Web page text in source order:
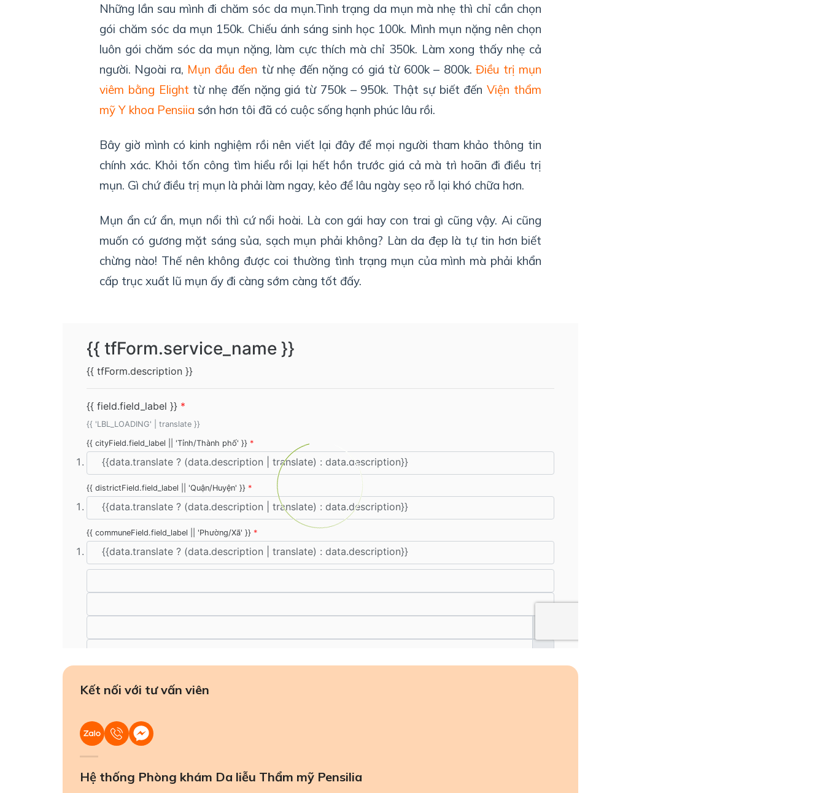
Những lần sau mình đi chăm sóc da mụn.Tình trạng da mụn mà nhẹ thì chỉ cần chọn
gói chăm sóc da mụn 150k. Chiếu ánh sáng sinh học 100k. Mình mụn nặng nên chọn
luôn gói chăm sóc da mụn nặng, làm cực thích mà chỉ 350k. Làm xong thấy nhẹ cả
người. Ngoài ra, Mụn đầu đen từ nhẹ đến nặng có giá từ 600k – 800k.Điều trị mụn
viêm bằng Elight từ nhẹ đến nặng giá từ 750k – 950k. Thật sự biết đếnViện thẩm
mỹ Y khoa Pensiia sớn hơn tôi đã có cuộc sống hạnh phúc lâu rồi.
Bây giờ mình có kinh nghiệm rồi nên viết lại đây để mọi người tham khảo thông tin
chính xác. Khỏi tốn công tìm hiểu rồi lại hết hồn trước giá cả mà trì hoãn đi điều trị
mụn. Gì chứ điều trị mụn là phải làm ngay, kẻo để lâu ngày sẹo rỗ lại khó chữa hơn.
Mụn ẩn cứ ẩn, mụn nổi thì cứ nổi hoài. Là con gái hay con trai gì cũng vậy. Ai cũng
muốn có gương mặt sáng sủa, sạch mụn phải không? Làn da đẹp là tự tin hơn biết
chừng nào! Thế nên không được coi thường tình trạng mụn của mình mà phải khẩn
cấp trục xuất lũ mụn ấy đi càng sớm càng tốt đấy.
Kết nối với tư vấn viên
Hệ thống Phòng khám Da liễu Thẩm mỹ Pensilia